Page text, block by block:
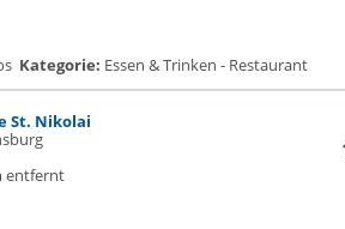
Kategorie: Essen & Trinken - Restaurant
St. Nikolai
entfernt